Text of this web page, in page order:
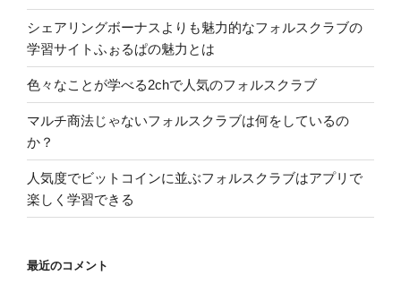
シェアリングボーナスよりも魅力的なフォルスクラブの
学習サイトふぉるぱの魅力とは
色々なことが学べる2chで人気のフォルスクラブ
マルチ商法じゃないフォルスクラブは何をしているの
か？
人気度でビットコインに並ぶフォルスクラブはアプリで
楽しく学習できる
最近のコメント